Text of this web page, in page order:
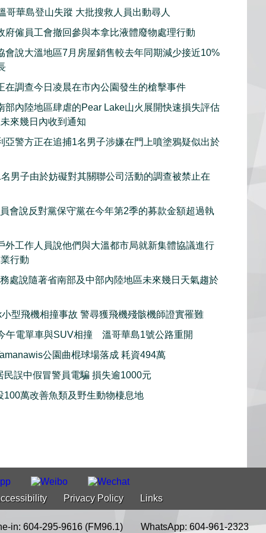
哥華島登山失蹤 大批搜救人員出動尋人
府僱員工會撤回參與本拿比液體廢物處理行動
會說大溫地區7月房屋銷售較去年同期減少接近10%
在調查今日凌晨在市內公園發生的槍擊事件
部內陸地區肆虐的Pear Lake山火展開快速損失評估
來幾日內收到通知
亞警方正在追捕1名男子涉嫌在門上噴塗鴉疑似出於
男子由於妨礙對其關聯公司活動的調查被禁止在
會說反對黨保守黨在今年第2季的募款金額超過執
外工作人員說他們與大溫都市局就新集體協議進行
行動
處說隨著省南部及中部內陸地區未來幾日天氣趨於
型飛機相撞事故 警尋獲飛機殘骸機師證實罹難
午電單車與SUV相撞 溫哥華島1號公路重開
公園曲棍球場落成 耗資494萬
民誤中假冒警員電騙 損失逾1000元
100萬改善魚類及野生動物棲息地
Privacy Policy Links
in: 604-295-9616 (FM96.1) WhatsApp: 604-961-2323